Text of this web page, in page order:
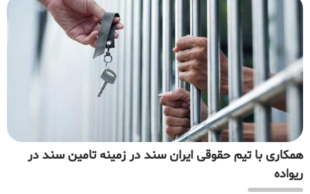
همکاری با تیم حقوقی ایران سند در زمینه تامین سند در
ریواده